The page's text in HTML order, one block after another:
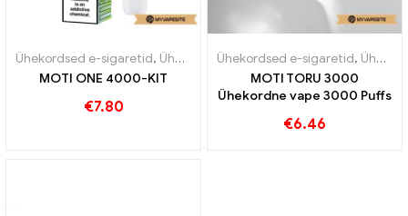
Ühekordsed e-sigaretid, Ühekordsed e-sigaretid Austria ,
MOTI ONE 4000-KIT
€7.80
Ühekordsed e-sigaretid, Ühekordsed e-sigaretid Austria
MOTI TORU 3000
Ühekordne vape 3000 Puffs
€6.46